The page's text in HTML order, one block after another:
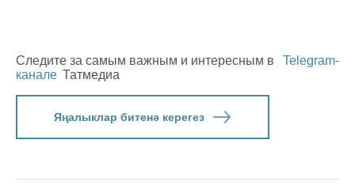
Следите за самым важным и интересным в
Telegram-
канале Татмедиа
Яңалыклар битенә керегез